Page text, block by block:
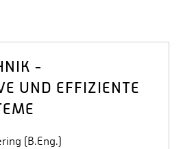
-
UND EFFIZIENTE
(B.Eng.)